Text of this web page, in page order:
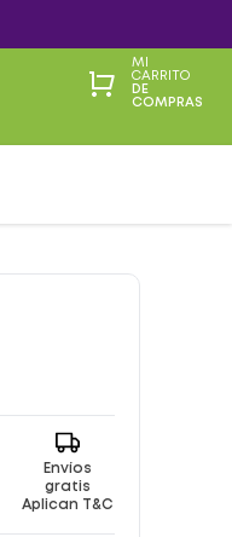
MI
CARRITO
DE
COMPRAS
Envíos
gratis
Aplican T&C